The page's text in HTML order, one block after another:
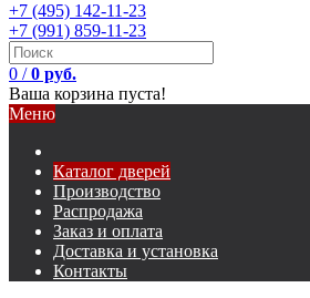
+7 (495) 142-11-23
+7 (991) 859-11-23
0 / 0 руб.
Ваша корзина пуста!
Меню
Каталог дверей
Производство
Распродажа
Заказ и оплата
Доставка и установка
Контакты